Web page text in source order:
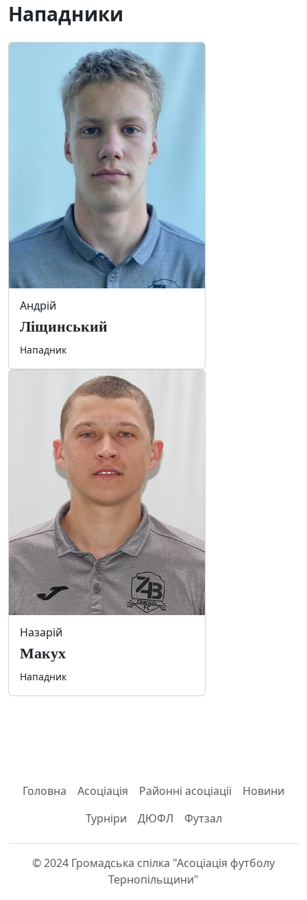
Нападники
Андрій
Ліщинський
Нападник
Назарій
Макух
Нападник
Головна Асоціація Районні асоціації
Новини
Турніри
ДЮФЛ Футзал
© 2024 Громадська спілка "Асоціація футболу
Тернопільщини"